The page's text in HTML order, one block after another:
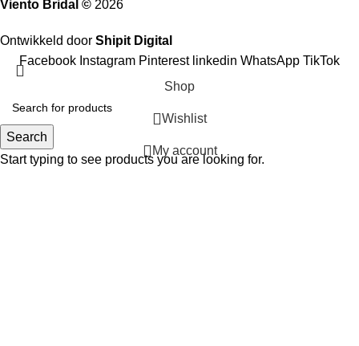
Viento Bridal © 2026
Ontwikkeld door Shipit Digital
Search
Start typing to see products you are looking for.
Facebook Instagram Pinterest linkedin WhatsApp TikTok
Shop
Wishlist
My account